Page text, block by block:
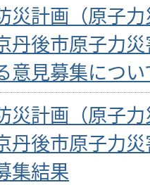
災計画（原子
丹後市原子力
意見募集につ
災計画（原子
丹後市原子力
集結果